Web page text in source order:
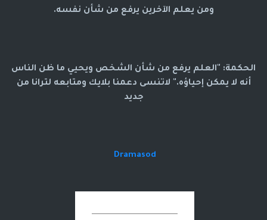
ومن يعلم الآخرين يرفع من شأن نفسه.
الحكمة: "العلم يرفع من شأن الشخص ويحيي ما ظن الناس
أنه لا يمكن إحياؤه." لاتنسى دعمنا بلايك ومتابعه لترانا من
جديد
Dramasod